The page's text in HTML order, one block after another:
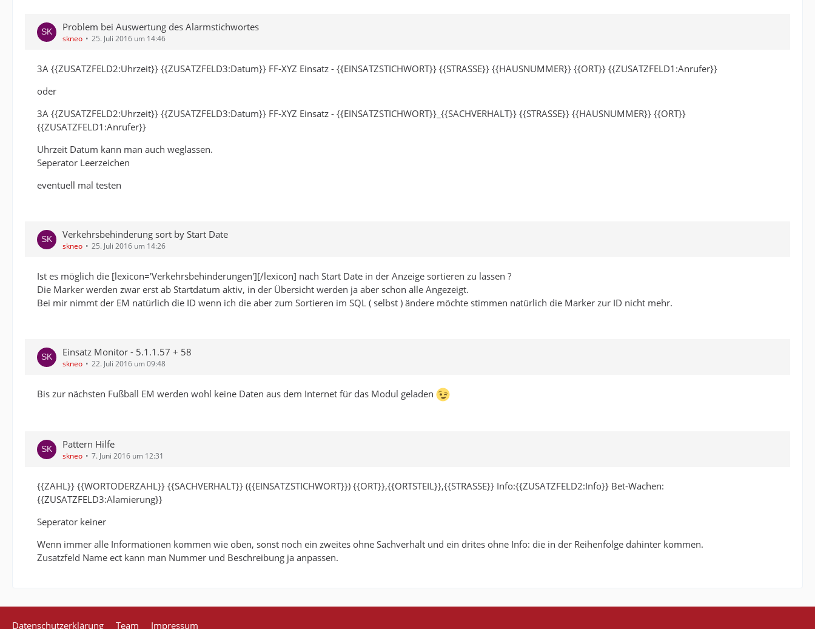
Problem bei Auswertung des Alarmstichwortes
skneo 25. Juli 2016 um 14:46
3A {{ZUSATZFELD2:Uhrzeit}} {{ZUSATZFELD3:Datum}} FF-XYZ Einsatz - {{EINSATZSTICHWORT}} {{STRASSE}} {{HAUSNUMMER}} {{ORT}} {{ZUSATZFELD1:Anrufer}}
oder
3A {{ZUSATZFELD2:Uhrzeit}} {{ZUSATZFELD3:Datum}} FF-XYZ Einsatz - {{EINSATZSTICHWORT}}_{{SACHVERHALT}} {{STRASSE}} {{HAUSNUMMER}} {{ORT}}
{{ZUSATZFELD1:Anrufer}}
Uhrzeit Datum kann man auch weglassen.
Seperator Leerzeichen
eventuell mal testen
Verkehrsbehinderung sort by Start Date
skneo 25. Juli 2016 um 14:26
Ist es möglich die [lexicon='Verkehrsbehinderungen'][/lexicon] nach Start Date in der Anzeige sortieren zu lassen ?
Die Marker werden zwar erst ab Startdatum aktiv, in der Übersicht werden ja aber schon alle Angezeigt.
Bei mir nimmt der EM natürlich die ID wenn ich die aber zum Sortieren im SQL ( selbst ) ändere möchte stimmen natürlich die Marker zur ID nicht mehr.
Einsatz Monitor - 5.1.1.57 + 58
skneo 22. Juli 2016 um 09:48
Bis zur nächsten Fußball EM werden wohl keine Daten aus dem Internet für das Modul geladen
Pattern Hilfe
skneo 7. Juni 2016 um 12:31
{{ZAHL}} {{WORTODERZAHL}} {{SACHVERHALT}} ({{EINSATZSTICHWORT}}) {{ORT}},{{ORTSTEIL}},{{STRASSE}} Info:{{ZUSATZFELD2:Info}} Bet-Wachen:
{{ZUSATZFELD3:Alamierung}}
Seperator keiner
Wenn immer alle Informationen kommen wie oben, sonst noch ein zweites ohne Sachverhalt und ein drites ohne Info: die in der Reihenfolge dahinter kommen.
Zusatzfeld Name ect kann man Nummer und Beschreibung ja anpassen.
Datenschutzerklärung Team Impressum